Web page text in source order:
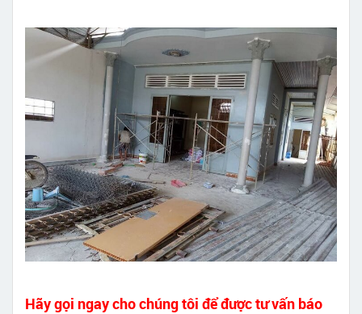
Hãy gọi ngay cho chúng tôi để được tư vấn báo